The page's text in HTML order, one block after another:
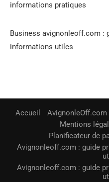
informations pratiques
Business avignonleoff.com :
informations utiles
Accueil
Mentions
Planificateur de
Avignonleoff.com : guide
Avignonleoff.com : guide